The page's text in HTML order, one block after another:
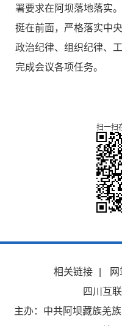
署要求在阿坝落地落实
挺在前面，严格落实中
政治纪律、组织纪律、
完成会议各项任务。
扫一扫
相关链接
四川互
主办：中共阿坝藏族羌